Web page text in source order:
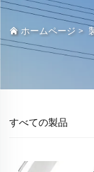
ホームページ >
すべての製品